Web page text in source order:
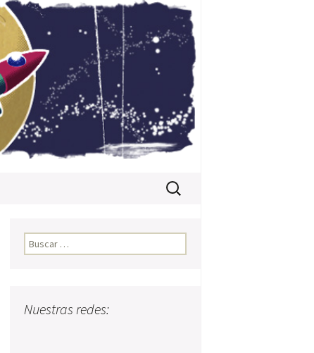
Buscar:
Buscar:
Nuestras redes: